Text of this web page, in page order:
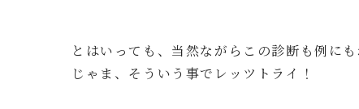
とはいっても、当然ながらこの診断も例に
じゃま、そういう事でレッツトライ！